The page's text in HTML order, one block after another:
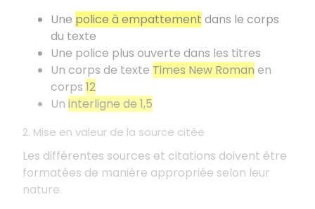
Une police à empattement dans le corps
du texte
Une police plus ouverte dans les titres
Un corps de texte Times New Roman en
corps 12
Un interligne de 1,5
2. Mise en valeur de la source citée
Les différentes sources et citations doivent être
formatées de manière appropriée selon leur
nature.